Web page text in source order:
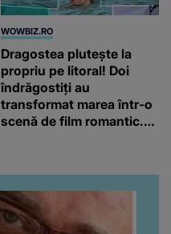
WOWBIZ.RO
Dragostea plutește la
propriu pe litoral! Doi
îndrăgostiți au
transformat marea într-o
scenă de film romantic.